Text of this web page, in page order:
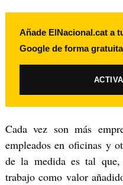
Añade ElNacional.cat a
Google de forma gratuita
Cada vez son más
empleados en oficinas y
de la medida es tal
trabajo como valor